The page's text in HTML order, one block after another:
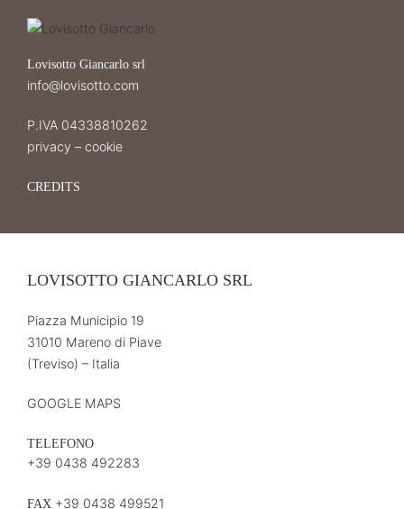
Lovisotto Giancarlo srl
info@lovisotto.com
P.IVA 04338810262
privacy – cookie
CREDITS
LOVISOTTO GIANCARLO SRL
Piazza Municipio 19
31010 Mareno di Piave
(Treviso) – Italia
GOOGLE MAPS
TELEFONO
+39 0438 492283
FAX +39 0438 499521